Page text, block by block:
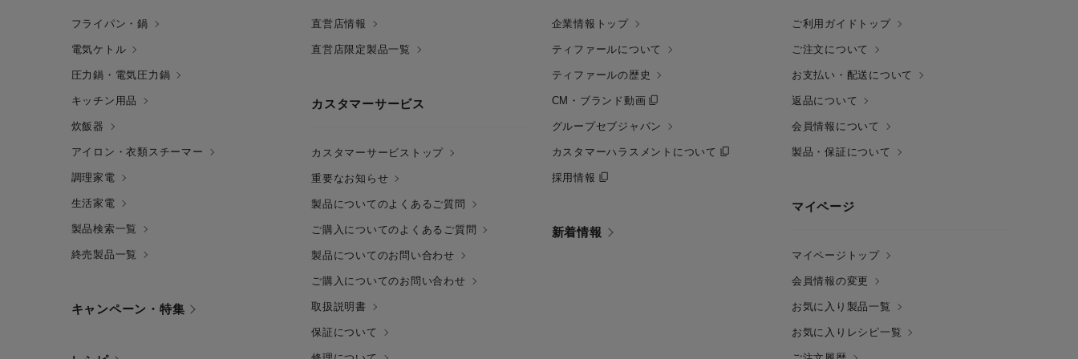
フライパン・鍋
電気ケトル
圧力鍋・電気圧力鍋
キッチン用品
炊飯器
アイロン・衣類スチーマー
調理家電
生活家電
製品検索一覧
終売製品一覧
キャンペーン・特集
直営店情報
直営店限定製品一覧
カスタマーサービス
カスタマーサービストップ
重要なお知らせ
製品についてのよくあるご質問
ご購入についてのよくあるご質問
製品についてのお問い合わせ
ご購入についてのお問い合わせ
取扱説明書
保証について
企業情報トップ
ティファールについて
ティファールの歴史
CM・ブランド動画
グループセブジャパン
カスタマーハラスメントについて
採用情報
新着情報
ご利用ガイドトップ
ご注文について
お支払い・配送について
返品について
会員情報について
製品・保証について
マイページ
マイページトップ
会員情報の変更
お気に入り製品一覧
お気に入りレシピ一覧